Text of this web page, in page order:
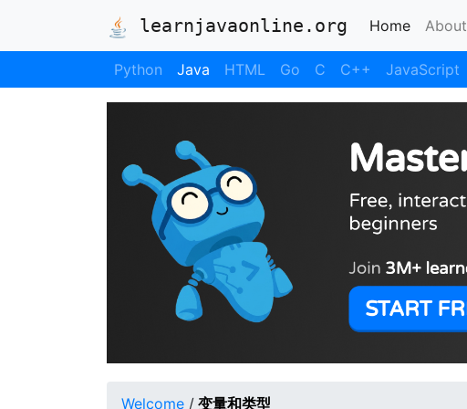
learnjavaonline.org Home(current)
About
Python Java HTML Go C C++ JavaScript
Welcome / 变量和类型